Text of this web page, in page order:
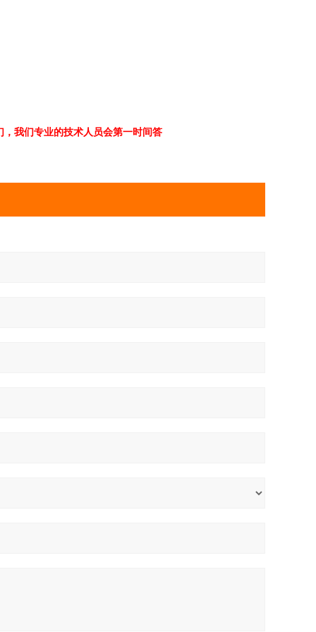
我们专 业的技术人员会第一时间答